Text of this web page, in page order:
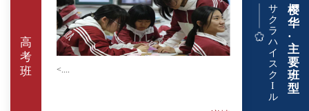
推广校等荣誉称号，主持多项国家级课题并顺利结题，撰
写论文多次在《辽宁教育》、《大连教育》等专业报刊发
表，高考成绩连续取得历史突破，在大连教育界形成了五
中现象。
サ
ク
ラ
ハ
イ
ス
ク
I
ル
樱
华
·
主
要
班
型
高
考
班
<....